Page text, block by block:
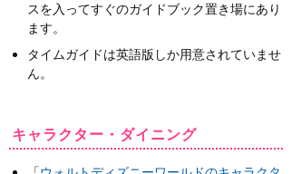
スを入ってすぐのガイドブック置き場にあり
ます。
タイムガイドは英語版しか用意されていませ
ん。
キャラクター・ダイニング